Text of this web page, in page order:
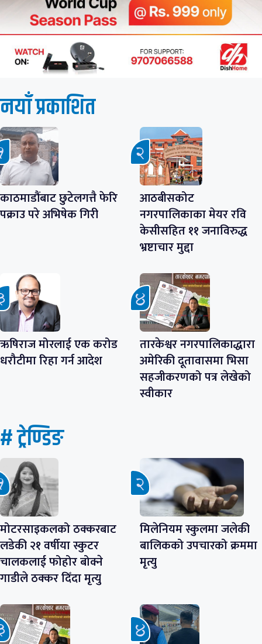
नयाँ प्रकाशित
काठमाडौंबाट छुटेलगत्तै फेरि
पक्राउ परे अभिषेक गिरी
आठबीसकोट
नगरपालिकाका मेयर रवि
केसीसहित ११ जनाविरुद्ध
भ्रष्टाचार मुद्दा
ऋषिराज मोरलाई एक करोड
धरौटीमा रिहा गर्न आदेश
तारकेश्वर नगरपालिकाद्धारा
अमेरिकी दूतावासमा भिसा
सहजीकरणको पत्र लेखेको
स्वीकार
# ट्रेण्डिङ
मोटरसाइकलको ठक्करबाट
लडेकी २१ वर्षीया स्कुटर
चालकलाई फोहोर बोक्ने
गाडीले ठक्कर दिँदा मृत्यु
मिलेनियम स्कुलमा जलेकी
बालिकको उपचारको क्रममा
मृत्यु